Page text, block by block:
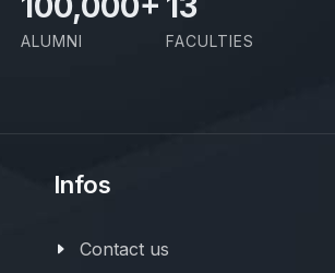
ALUMNI FACULTIES
Infos
Contact us